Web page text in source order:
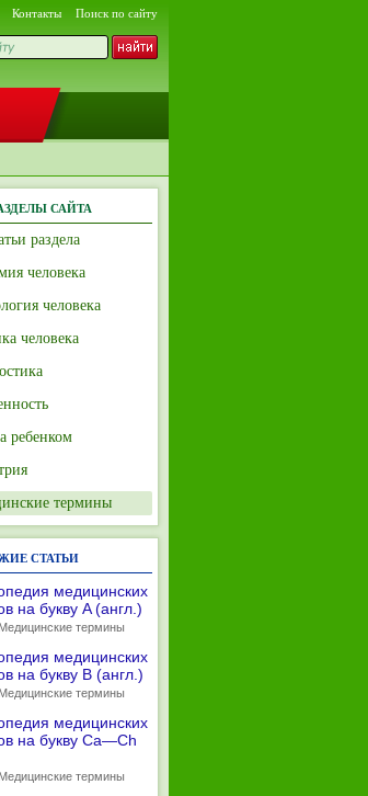
Контакты Поиск по сайту
САЙТА
раздела
человека
человека
человека
ребенком
термины
СТАТЬИ
медицинских
на букву A (англ.)
термины
медицинских
на букву B (англ.)
термины
медицинских
на букву Ca—Ch
термины